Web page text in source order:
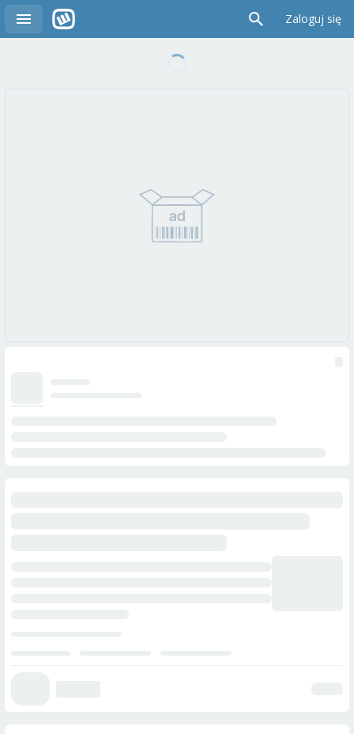
Zaloguj się